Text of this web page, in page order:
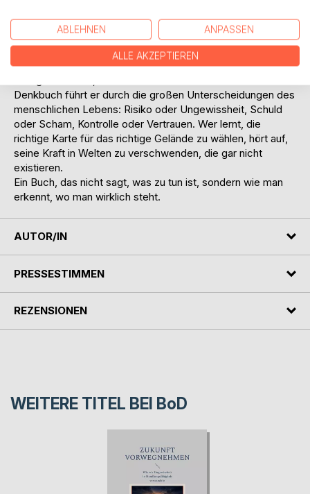
bekämpft oder eine Lebensentscheidung wie eine
Optimierungsaufgabe angeht, der vertieft den Irrtum mit
Frank Kralemann nennt diesen blinden Fleck den
Denkbuch führt er durch die großen Unterscheidungen des
menschlichen Lebens: Risiko oder Ungewissheit, Schuld
oder Scham, Kontrolle oder Vertrauen. Wer lernt, die
richtige Karte für das richtige Gelände zu wählen, hört auf,
seine Kraft in Welten zu verschwenden, die gar nicht
existieren.
Ein Buch, das nicht sagt, was zu tun ist, sondern wie man
erkennt, wo man wirklich steht.
AUTOR/IN
PRESSESTIMMEN
REZENSIONEN
WEITERE TITEL BEI BoD
ABLEHNEN ANPASSEN
ALLE AKZEPTIEREN